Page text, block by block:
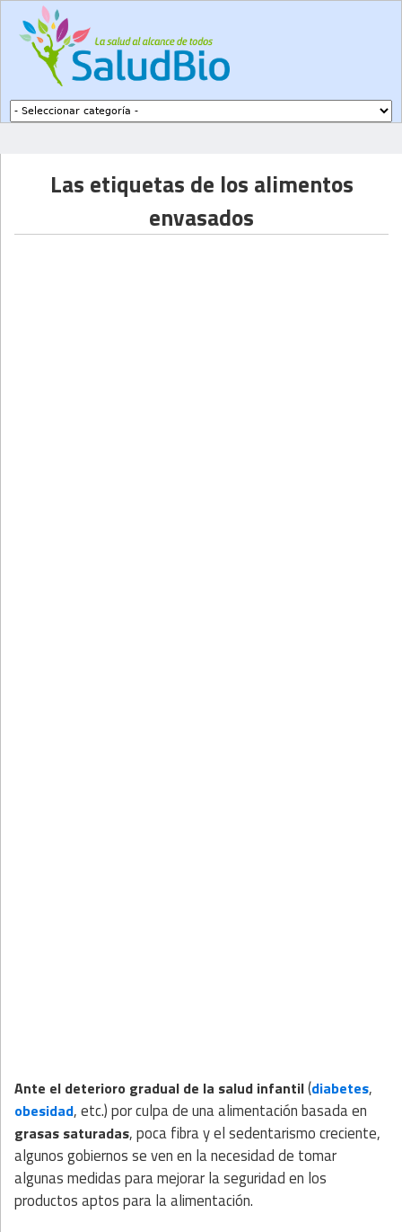
Las etiquetas de los alimentos
envasados
Ante el deterioro gradual de la salud infantil(diabetes,
obesidad, etc.) por culpa de una alimentación basada en
grasas saturadas, poca fibra y el sedentarismo creciente,
algunos gobiernos se ven en la necesidad de tomar
algunas medidas para mejorar la seguridad en los
productos aptos para la alimentación.